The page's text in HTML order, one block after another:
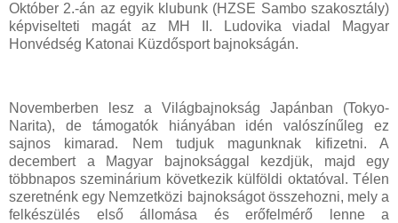
Október 2.-án az egyik klubunk (HZSE Sambo szakosztály)
képviselteti magát az MH II. Ludovika viadal Magyar
Honvédség Katonai Küzdősport bajnokságán.
Novemberben lesz a Világbajnokság Japánban (Tokyo-
Narita), de támogatók hiányában idén valószínűleg ez
sajnos kimarad. Nem tudjuk magunknak kifizetni. A
decembert a Magyar bajnoksággal kezdjük, majd egy
többnapos szeminárium következik külföldi oktatóval. Télen
szeretnénk egy Nemzetközi bajnokságot összehozni, mely a
felkészülés első állomása és erőfelmérő lenne a